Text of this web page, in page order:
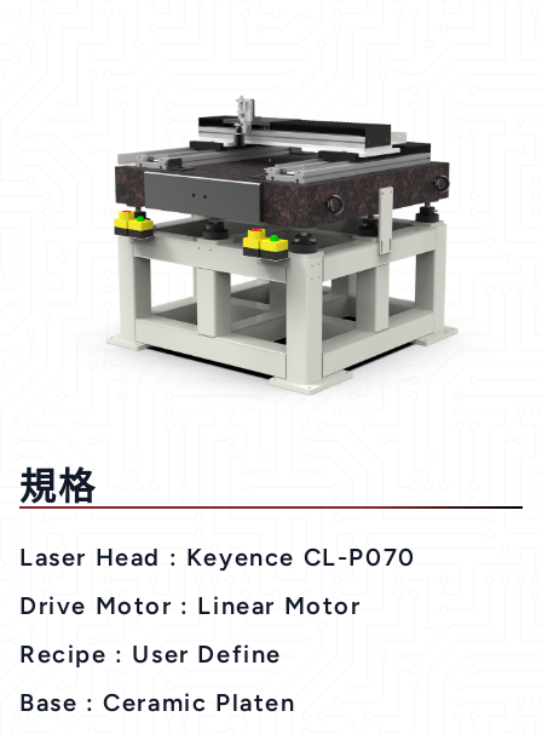
規格
Laser Head : Keyence CL-P070
Drive Motor : Linear Motor
Recipe : User Define
Base : Ceramic Platen